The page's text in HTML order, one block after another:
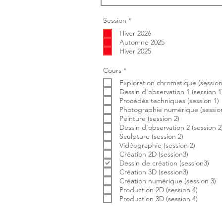
Session *O
l
i
g
a
r
e
Hiver 2026
Automne 2025
Hiver 2025
Cours *O
l
i
a
t
o
i
r
e
Exploration chromatique
Dessin d'observation 1 (session
Procédés techniques (session 1)
Photographie numérique
Peinture (session 2)
Dessin d'observation 2 (session
Sculpture (session 2)
Vidéographie (session 2)
Création 2D (session3)
Dessin de création (session3)
Création 3D (session3)
Création numérique (session 3)
Production 2D (session 4)
Production 3D (session 4)